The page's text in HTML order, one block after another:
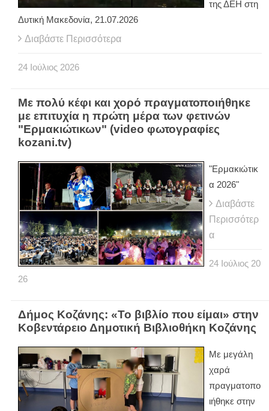
της ΔΕΗ στη
Δυτική Μακεδονία, 21.07.2026
Διαβάστε Περισσότερα
24 Ιούλιος 2026
Με πολύ κέφι και χορό πραγματοποιήθηκε
με επιτυχία η πρώτη μέρα των φετινών
"Ερμακιώτικων" (video φωτογραφίες
kozani.tv)
"Ερμακιώτικ
α 2026"
Διαβάστε
Περισσότερ
α
24 Ιούλιος 20
26
Δήμος Κοζάνης: «Το βιβλίο που είμαι» στην
Κοβεντάρειο Δημοτική Βιβλιοθήκη Κοζάνης
Με μεγάλη
χαρά
πραγματοπο
ιήθηκε στην